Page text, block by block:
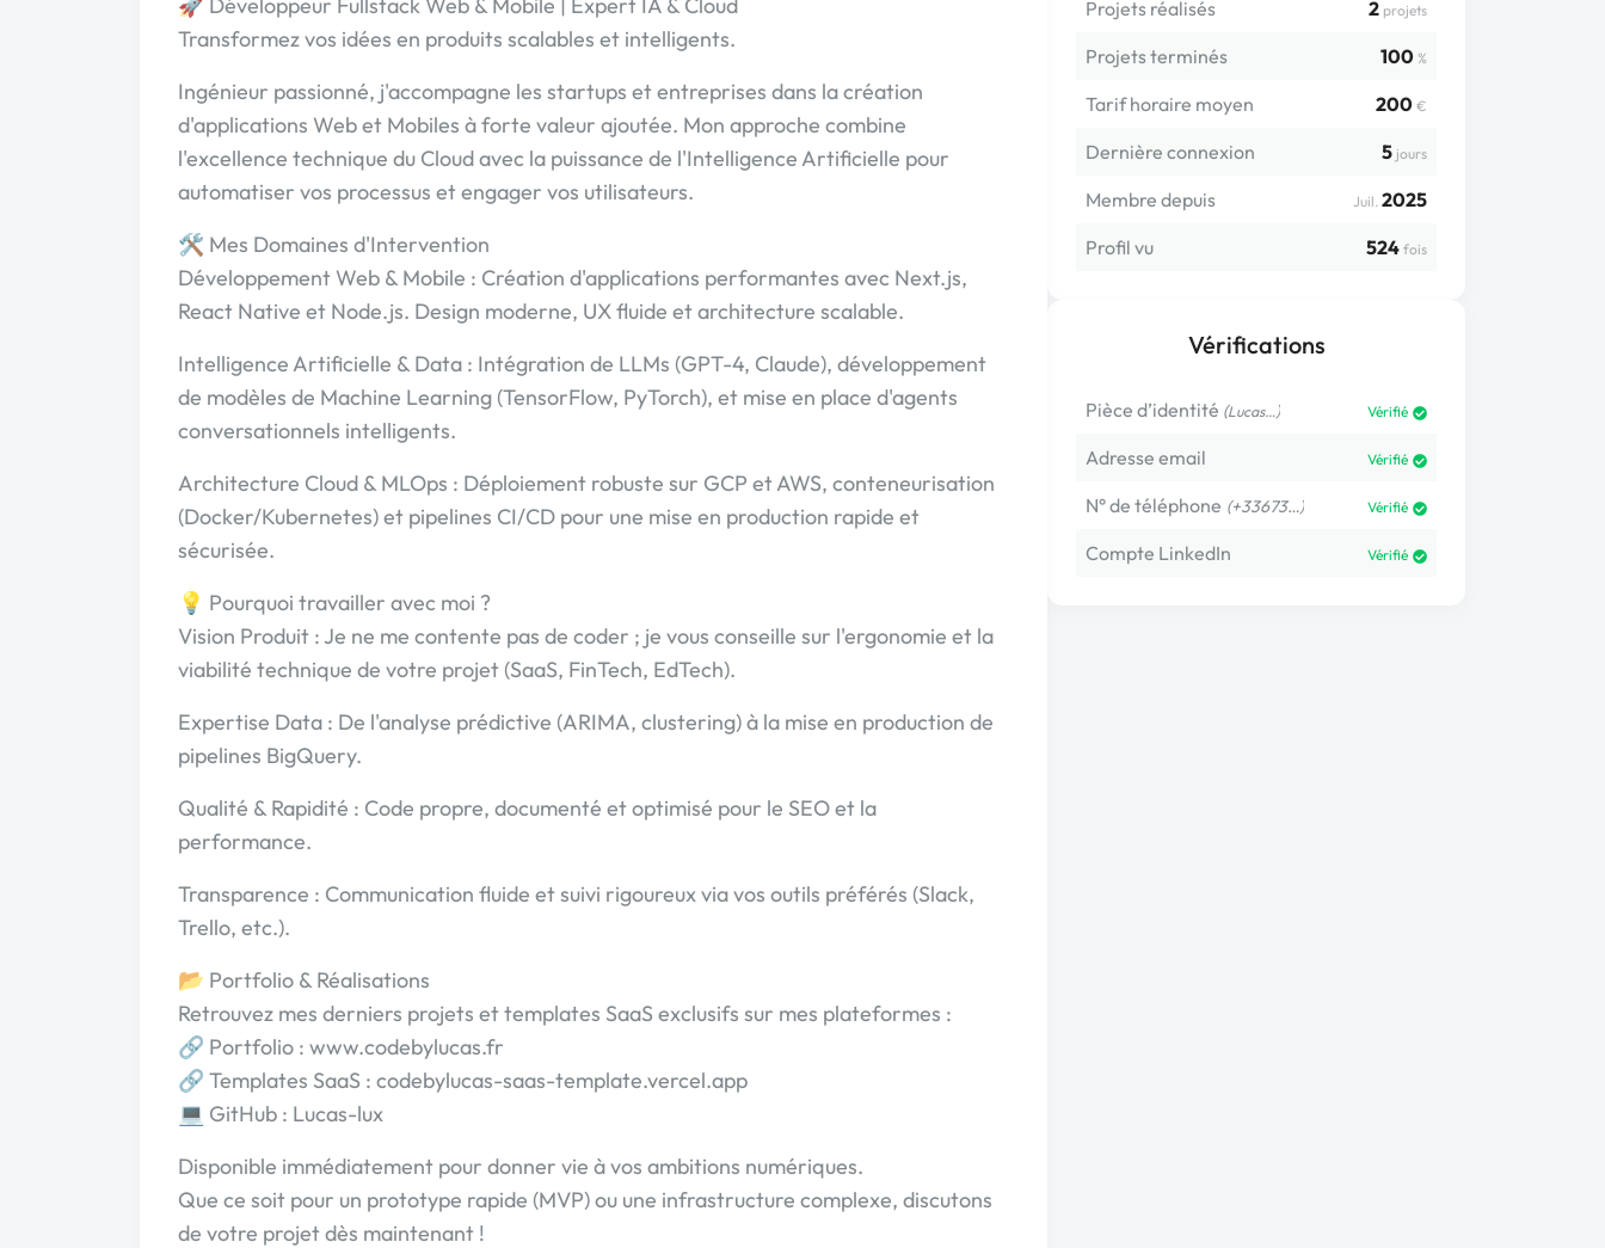
Projets réalisés 2 projets
Projets terminés 100 %
Tarif horaire moyen 200 €
Dernière connexion 5 jours
Membre depuis Juil. 2025
Profil vu
524 fois
Vérifications
Pièce d’identité (Lucas…) Vérifié
Adresse email Vérifié
N° de téléphone (+33673…) Vérifié
Compte LinkedIn Vérifié
Transformez vos idées en produits scalables et intelligents.
Ingénieur passionné, j'accompagne les startups et entreprises dans la création
d'applications Web et Mobiles à forte valeur ajoutée. Mon approche combine
l'excellence technique du Cloud avec la puissance de l'Intelligence Artificielle pour
automatiser vos processus et engager vos utilisateurs.
🛠 Mes Domaines d'Intervention
Développement Web & Mobile : Création d'applications performantes avec Next.js,
React Native et Node.js. Design moderne, UX fluide et architecture scalable.
Intelligence Artificielle & Data : Intégration de LLMs (GPT-4, Claude), développement
de modèles de Machine Learning (TensorFlow, PyTorch), et mise en place d'agents
conversationnels intelligents.
Architecture Cloud & MLOps : Déploiement robuste sur GCP et AWS, conteneurisation
(Docker/Kubernetes) et pipelines CI/CD pour une mise en production rapide et
sécurisée.
💡 Pourquoi travailler avec moi ?
Vision Produit : Je ne me contente pas de coder ; je vous conseille sur l'ergonomie et la
viabilité technique de votre projet (SaaS, FinTech, EdTech).
Expertise Data : De l'analyse prédictive (ARIMA, clustering) à la mise en production de
pipelines BigQuery.
Qualité & Rapidité : Code propre, documenté et optimisé pour le SEO et la
performance.
Transparence : Communication fluide et suivi rigoureux via vos outils préférés (Slack,
Trello, etc.).
📂 Portfolio & Réalisations
Retrouvez mes derniers projets et templates SaaS exclusifs sur mes plateformes :
🔗 Portfolio : www.codebylucas.fr
🔗 Templates SaaS : codebylucas-saas-template.vercel.app
💻 GitHub : Lucas-lux
Disponible immédiatement pour donner vie à vos ambitions numériques.
Que ce soit pour un prototype rapide (MVP) ou une infrastructure complexe, discutons
de votre projet dès maintenant !